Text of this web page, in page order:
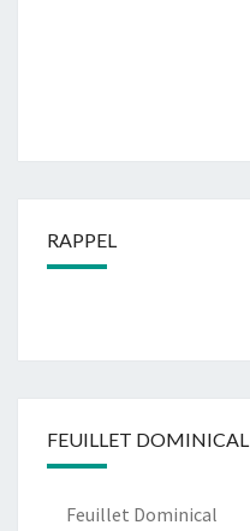
RAPPEL
FEUILLET DOMINICAL
Feuillet Dominical